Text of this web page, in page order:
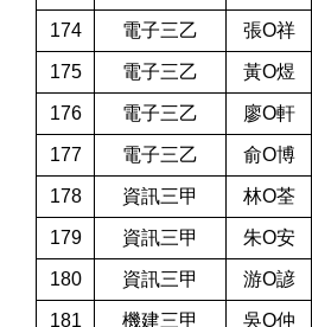
174 電子三乙 張O祥
175 電子三乙 黃O煜
176 電子三乙 廖O軒
177 電子三乙 俞O博
178 資訊三甲 林O荃
179 資訊三甲 朱O安
180 資訊三甲 游O諺
181 機建三甲 吳O仲